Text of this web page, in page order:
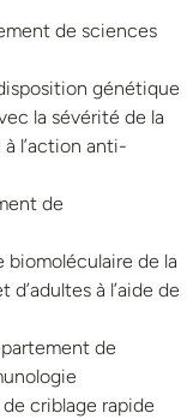
de sciences
génétique
la sévérité de la
l’action anti-
de
biomoléculaire de la
d’adultes à l’aide de
de
criblage rapide